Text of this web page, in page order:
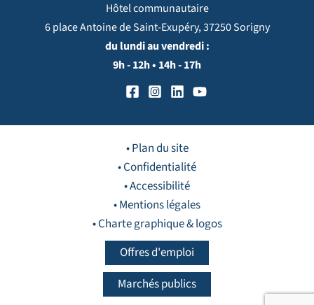
Hôtel communautaire
6 place Antoine de Saint-Exupéry, 37250 Sorigny
du lundi au vendredi :
9h - 12h • 14h - 17h
• Plan du site
• Confidentialité
• Accessibilité
• Mentions légales
• Charte graphique & logos
Offres d'emploi
Marchés publics